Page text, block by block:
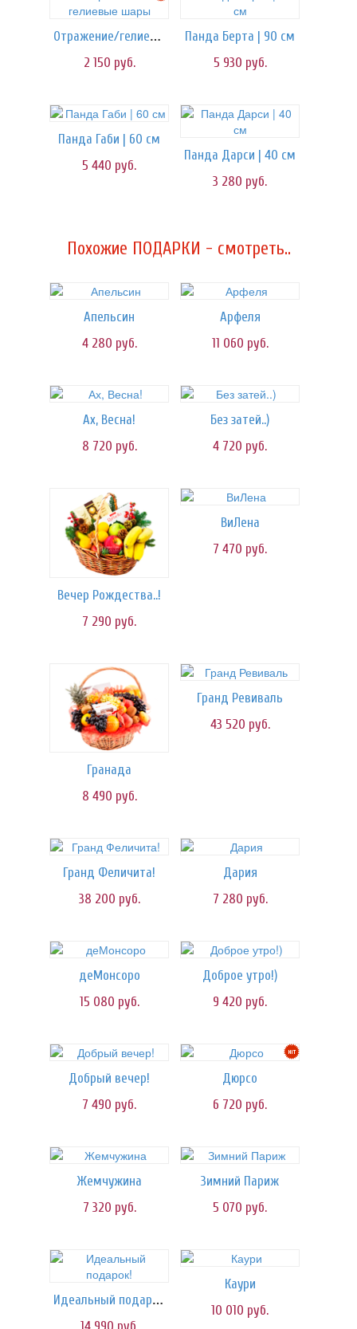
Отражение/гелиевые шары
2 150 руб.
Панда Берта | 90 см
5 930 руб.
Панда Габи | 60 см
5 440 руб.
Панда Дарси | 40 см
3 280 руб.
Похожие ПОДАРКИ - смотреть..
Апельсин
4 280 руб.
Арфеля
11 060 руб.
Ах, Весна!
8 720 руб.
Без затей..)
4 720 руб.
Вечер Рождества..!
7 290 руб.
ВиЛена
7 470 руб.
Гранада
8 490 руб.
Гранд Ревиваль
43 520 руб.
Гранд Феличита!
38 200 руб.
Дария
7 280 руб.
деМонсоро
15 080 руб.
Доброе утро!)
9 420 руб.
Добрый вечер!
7 490 руб.
Дюрсо
6 720 руб.
Жемчужина
7 320 руб.
Зимний Париж
5 070 руб.
Идеальный подарок!
Каури
10 010 руб.